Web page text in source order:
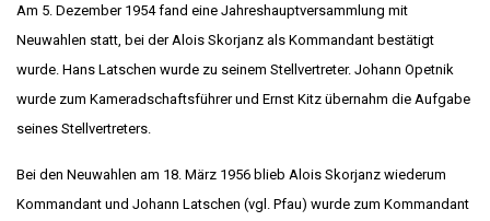
Am 5. Dezember 1954 fand eine Jahreshauptversammlung mit
Neuwahlen statt, bei der Alois Skorjanz als Kommandant bestätigt
wurde. Hans Latschen wurde zu seinem Stellvertreter. Johann Opetnik
wurde zum Kameradschaftsführer und Ernst Kitz übernahm die Aufgabe
seines Stellvertreters.
Bei den Neuwahlen am 18. März 1956 blieb Alois Skorjanz wiederum
Kommandant und Johann Latschen (vgl. Pfau) wurde zum Kommandant